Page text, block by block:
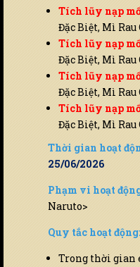
Tích lũy nạp
Đặc Biệt, Mì Rau
Tích lũy nạp
Đặc Biệt, Mì Rau
Tích lũy nạp
Đặc Biệt, Mì Rau
Tích lũy nạp
Đặc Biệt, Mì Rau
Thời gian hoạt
25/06/2026
Phạm vi hoạt
Naruto>
Quy tắc hoạt động:
Trong thời gian